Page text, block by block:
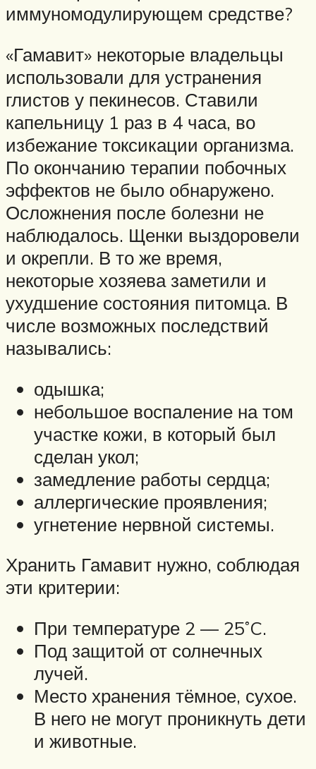
иммуномодулирующем средстве?
«Гамавит» некоторые владельцы
использовали для устранения
глистов у пекинесов. Ставили
капельницу 1 раз в 4 часа, во
избежание токсикации организма.
По окончанию терапии побочных
эффектов не было обнаружено.
Осложнения после болезни не
наблюдалось. Щенки выздоровели
и окрепли. В то же время,
некоторые хозяева заметили и
ухудшение состояния питомца. В
числе возможных последствий
назывались:
одышка;
небольшое воспаление на том
участке кожи, в который был
сделан укол;
замедление работы сердца;
аллергические проявления;
угнетение нервной системы.
Хранить Гамавит нужно, соблюдая
эти критерии:
При температуре 2 — 25˚C.
Под защитой от солнечных
лучей.
Место хранения тёмное, сухое.
В него не могут проникнуть дети
и животные.